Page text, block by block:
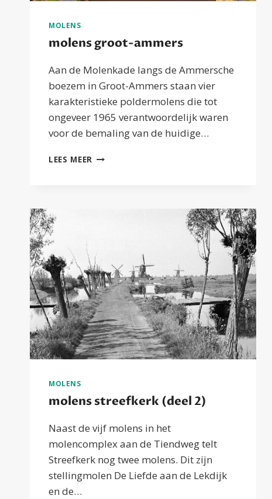
MOLENS
molens groot-ammers
Aan de Molenkade langs de Ammersche
boezem in Groot-Ammers staan vier
karakteristieke poldermolens die tot
ongeveer 1965 verantwoordelijk waren
voor de bemaling van de huidige…
LEES MEER MOLENS
MOLENS
molens streefkerk (deel 2)
Naast de vijf molens in het
molencomplex aan de Tiendweg telt
Streefkerk nog twee molens. Dit zijn
stellingmolen De Liefde aan de Lekdijk
en de…